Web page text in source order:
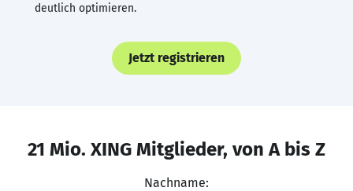
deutlich optimieren.
Jetzt registrieren
21 Mio. XING Mitglieder, von A bis Z
Nachname: